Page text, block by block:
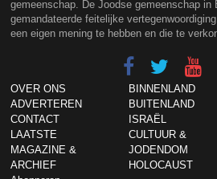
gemeenschap. De Joodse gemeenschap in
gemandateerde feitelijke
een eigen mening te hebben en die te
OVER ONS
ADVERTEREN
CONTACT
LAATSTE
MAGAZINE &
ARCHIEF
BINNENLAND
BUITENLAND
ISRAËL
CULTUUR &
JODENDOM
HOLOCAUST